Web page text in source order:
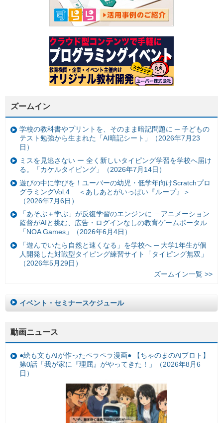
ズームイン
学校の教科書やプリントを、そのまま暗記問題に ─ 子どもの
テスト勉強から生まれた「AI暗記シート」（2026年7月23
日）
ミスを見逃さない ー 全く新しいタイピング学習を学校へ届け
る。「カケルタイピング」（2026年7月14日）
遊びの中に学びを！ユーバーの幼児・低学年向けScratchプロ
グラミングVol.4 ＜あしあとがいっぱい『ループ』＞
（2026年7月6日）
「あそぶ＋学ぶ」が反復学習のエンジンに ─ アニメーション
監督がAIと挑む、広告・ログインなしの教育ゲームポータル
「NOA Games」（2026年6月4日）
「遊んでいたら自然と速くなる」を学校へ ─ 大学1年生が個
人開発した対戦型タイピング練習サイト「タイピング無双」
（2026年5月29日）
ズームイン一覧 >>
イベント・セミナースケジュール
動画ニュース
●絵も文もAIが作ったペラペラ漫画● 【ちゃのまのAIプロト】
第0話「我が家に『理屈』がやってきた！」（2026年8月6
日）